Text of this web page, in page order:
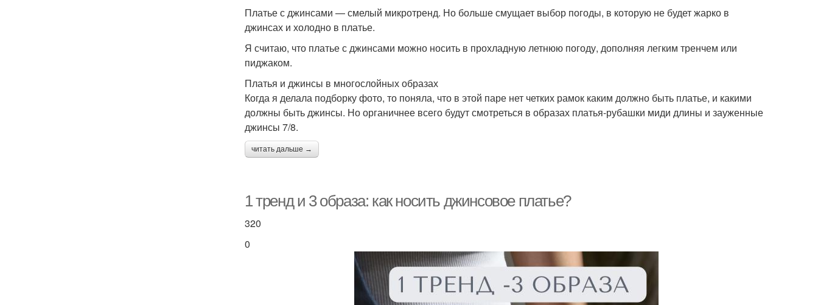
Платье с джинсами — смелый микротренд. Но больше смущает выбор погоды, в которую не будет жарко в
джинсах и холодно в платье.
Я считаю, что платье с джинсами можно носить в прохладную летнюю погоду, дополняя легким тренчем или
пиджаком.
Платья и джинсы в многослойных образах
Когда я делала подборку фото, то поняла, что в этой паре нет четких рамок каким должно быть платье, и какими
должны быть джинсы. Но органичнее всего будут смотреться в образах платья-рубашки миди длины и зауженные
джинсы 7/8.
читать дальше →
1 тренд и 3 образа: как носить джинсовое платье?
320
0